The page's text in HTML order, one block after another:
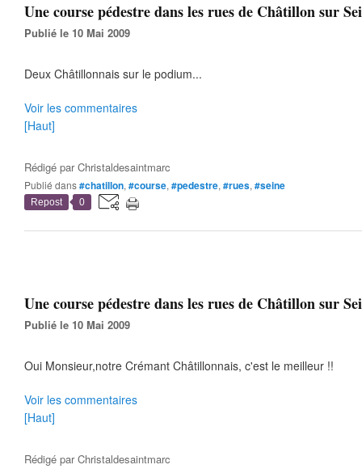
Une course pédestre dans les rues de Châtillon sur
Publié le 10 Mai 2009
Deux Châtillonnais sur le podium...
Voir les commentaires
[Haut]
Rédigé parChristaldesaintmarc
Publié dans#chatillon, #course, #pedestre, #rues, #seine
Repost 0
Une course pédestre dans les rues de Châtillon sur
Publié le 10 Mai 2009
Oui Monsieur,notre Crémant Châtillonnais, c'est le meilleur !!
Voir les commentaires
[Haut]
Rédigé parChristaldesaintmarc